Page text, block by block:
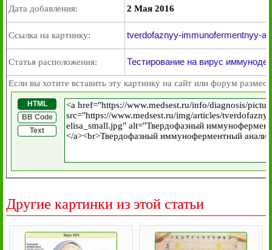
Дата добавления: 2 Мая 2016
Ссылка на картинку: tverdofaznyy-immunofermentnyy-
Статья расположения: Тестирование на вирус
Если вы хотите вставить эту картинку на сайт или форум
HTML
BB Code
Text
Другие картинки из этой статьи